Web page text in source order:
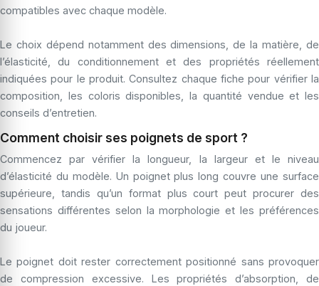
compatibles avec chaque modèle.
Le choix dépend notamment des dimensions, de la matière, de
l’élasticité, du conditionnement et des propriétés réellement
indiquées pour le produit. Consultez chaque fiche pour vérifier la
composition, les coloris disponibles, la quantité vendue et les
conseils d’entretien.
Comment choisir ses poignets de sport ?
Commencez par vérifier la longueur, la largeur et le niveau
d’élasticité du modèle. Un poignet plus long couvre une surface
supérieure, tandis qu’un format plus court peut procurer des
sensations différentes selon la morphologie et les préférences
du joueur.
Le poignet doit rester correctement positionné sans provoquer
de compression excessive. Les propriétés d’absorption, de